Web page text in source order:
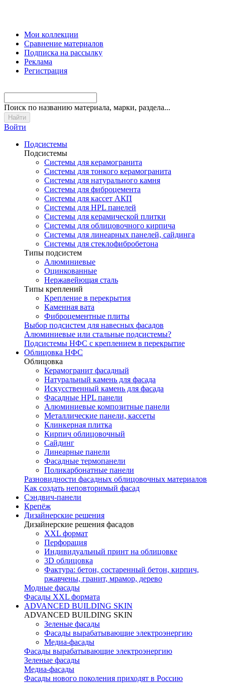
Мои коллекции
Сравнение материалов
Подписка на рассылку
Реклама
Регистрация
Поиск по названию материала, марки, раздела...
Войти
Подсистемы
Подсистемы
Системы для керамогранита
Системы для тонкого керамогранита
Системы для натурального камня
Системы для фиброцемента
Системы для кассет АКП
Системы для HPL панелей
Системы для керамической плитки
Системы для облицовочного кирпича
Системы для линеарных панелей, сайдинга
Системы для стеклофибробетона
Типы подсистем
Алюминиевые
Оцинкованные
Нержавейющая сталь
Типы креплений
Крепление в перекрытия
Каменная вата
Фиброцементные плиты
Выбор подсистем для навесных фасадов
Алюминиевые или стальные подсистемы?
Подсистемы НФС с креплением в перекрытие
Облицовка НФС
Облицовка
Керамогранит фасадный
Натуральный камень для фасада
Искусственный камень для фасада
Фасадные HPL панели
Алюминиевые композитные панели
Металлические панели, кассеты
Клинкерная плитка
Кирпич облицовочный
Сайдинг
Линеарные панели
Фасадные термопанели
Поликарбонатные панели
Разновидности фасадных облицовочных материалов
Как создать неповторимый фасад
Сэндвич-панели
Крепёж
Дизайнерские решения
Дизайнерские решения фасадов
XXL формат
Перфорация
Индивидуальный принт на облицовке
3D облицовка
Фактура: бетон, состаренный бетон, кирпич,
ржавчены, гранит, мрамор, дерево
Модные фасады
Фасады XXL формата
ADVANCED BUILDING SKIN
ADVANCED BUILDING SKIN
Зеленые фасады
Фасады вырабатывающие электроэнергию
Медиа-фасады
Фасады вырабатывающие электроэнергию
Зеленые фасады
Медиа-фасады
Фасады нового поколения приходят в Россию